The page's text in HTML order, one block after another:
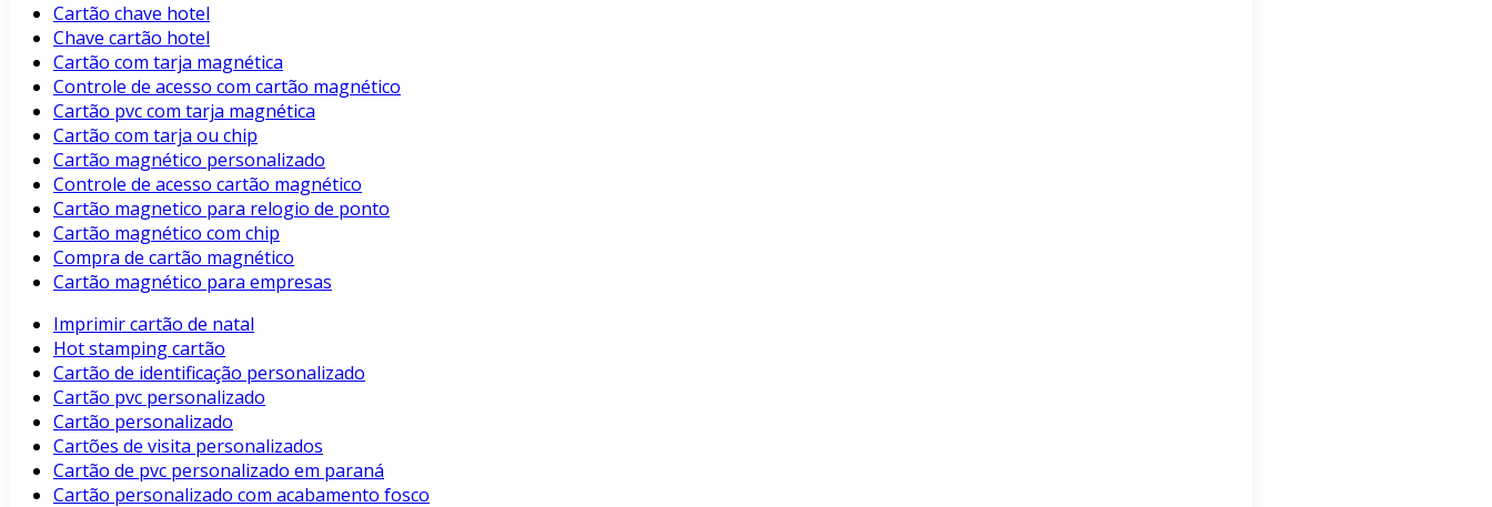
Cartão chave hotel
Chave cartão hotel
Cartão com tarja magnética
Controle de acesso com cartão magnético
Cartão pvc com tarja magnética
Cartão com tarja ou chip
Cartão magnético personalizado
Controle de acesso cartão magnético
Cartão magnetico para relogio de ponto
Cartão magnético com chip
Compra de cartão magnético
Cartão magnético para empresas
Imprimir cartão de natal
Hot stamping cartão
Cartão de identificação personalizado
Cartão pvc personalizado
Cartão personalizado
Cartões de visita personalizados
Cartão de pvc personalizado em paraná
Cartão personalizado com acabamento fosco